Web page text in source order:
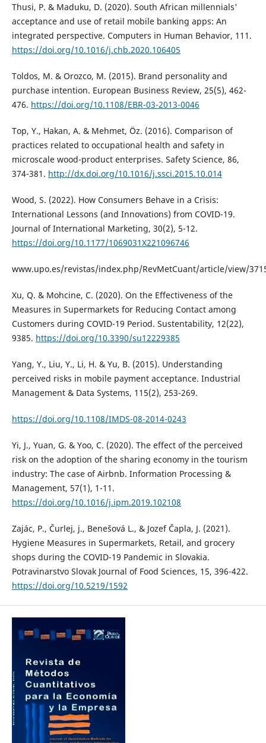
Thusi, P. & Maduku, D. (2020). South African millennials'
acceptance and use of retail mobile banking apps: An
integrated perspective. Computers in Human Behavior, 111.
https://doi.org/10.1016/j.chb.2020.106405
Toldos, M. & Orozco, M. (2015). Brand personality and
purchase intention. European Business Review, 25(5), 462-
476. https://doi.org/10.1108/EBR-03-2013-0046
Top, Y., Hakan, A. & Mehmet, Öz. (2016). Comparison of
practices related to occupational health and safety in
microscale wood-product enterprises. Safety Science, 86,
374-381. http://dx.doi.org/10.1016/j.ssci.2015.10.014
Wood, S. (2022). How Consumers Behave in a Crisis:
International Lessons (and Innovations) from COVID-19.
Journal of International Marketing, 30(2), 5-12.
https://doi.org/10.1177/1069031X221096746
www.upo.es/revistas/index.php/RevMetCuant/article/view/
Xu, Q. & Mohcine, C. (2020). On the Effectiveness of the
Measures in Supermarkets for Reducing Contact among
Customers during COVID-19 Period. Sustentability, 12(22),
9385. https://doi.org/10.3390/su12229385
Yang, Y., Liu, Y., Li, H. & Yu, B. (2015). Understanding
perceived risks in mobile payment acceptance. Industrial
Management & Data Systems, 115(2), 253-269.
https://doi.org/10.1108/IMDS-08-2014-0243
Yi, J., Yuan, G. & Yoo, C. (2020). The effect of the perceived
risk on the adoption of the sharing economy in the tourism
industry: The case of Airbnb. Information Processing &
Management, 57(1), 1-11.
https://doi.org/10.1016/j.ipm.2019.102108
Zajác, P., Čurlej, j., Benešová L., & Jozef Čapla, J. (2021).
Hygiene Measures in Supermarkets, Retail, and grocery
shops during the COVID-19 Pandemic in Slovakia.
Potravinarstvo Slovak Journal of Food Sciences, 15, 396-422.
https://doi.org/10.5219/1592